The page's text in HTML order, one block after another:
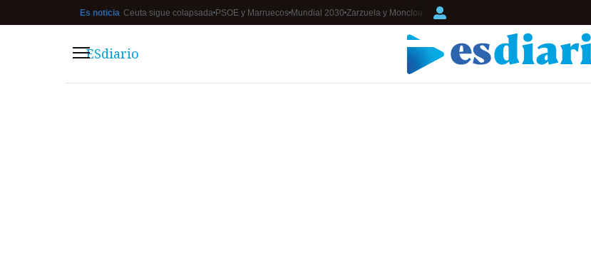
Es noticia Ceuta sigue colapsada PSOE y Marruecos Mundial 2030 Zarzuela y Moncloa Login
Menú
ESdiario